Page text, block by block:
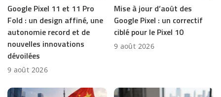
Google Pixel 11 et 11 Pro
Fold : un design affiné, une
autonomie record et de
nouvelles innovations
dévoilées
9 août 2026
Mise à jour d’août des
Google Pixel : un correctif
ciblé pour le Pixel 10
9 août 2026